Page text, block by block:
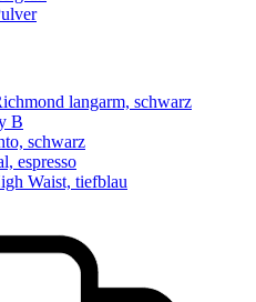
langarm, schwarz
B
schwarz
espresso
Waist, tiefblau